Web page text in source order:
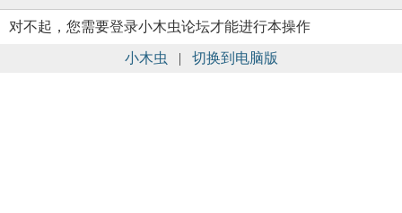
对不起，您需要登录小木虫论坛才能进行本操作
小木虫 | 切换到电脑版